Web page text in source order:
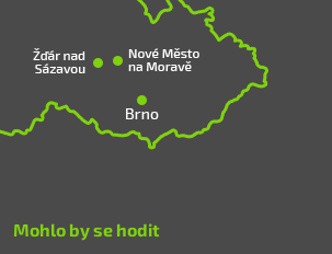
Mohlo by se hodit